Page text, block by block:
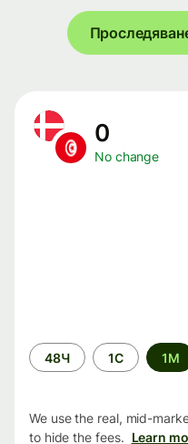
0
No change
Time
period
48Ч 1С 1М
We use the real, mid-
to hide the fees. Learn